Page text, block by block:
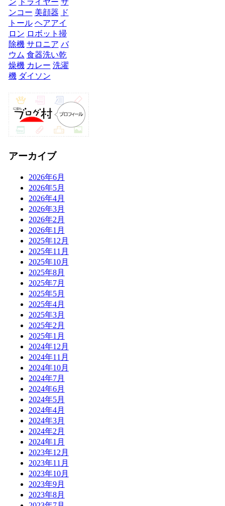
ンコー 美顔器 ド
トール ヘアアイ
ロン ロボット掃
除機 サロニア バ
ウム 食器洗い乾
燥機 カレー 洗濯
機 ダイソン
アーカイブ
2026年6月
2026年5月
2026年4月
2026年3月
2026年2月
2026年1月
2025年12月
2025年11月
2025年10月
2025年8月
2025年7月
2025年5月
2025年4月
2025年3月
2025年2月
2025年1月
2024年12月
2024年11月
2024年10月
2024年7月
2024年6月
2024年5月
2024年4月
2024年3月
2024年2月
2024年1月
2023年12月
2023年11月
2023年10月
2023年9月
2023年8月